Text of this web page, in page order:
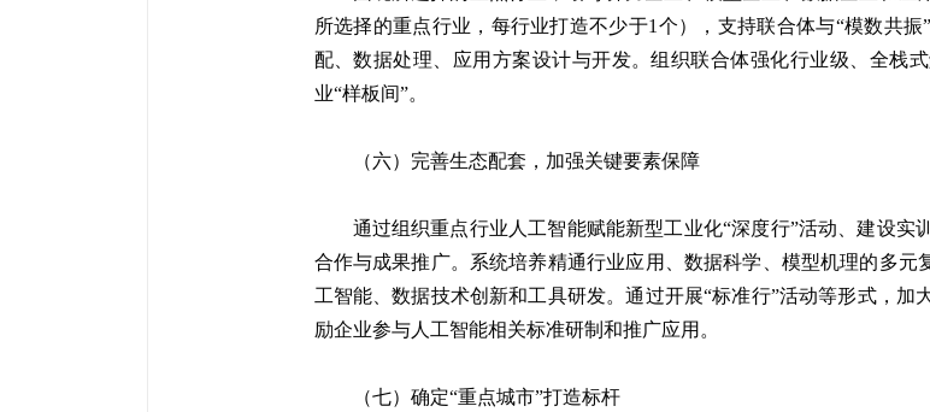
所选择的重点行业，每行业打造不少于1个），支持联合体与“模数共
配、数据处理、应用方案设计与开发。组织联合体强化行业级、全栈
业“样板间”。
（六）完善生态配套，加强关键要素保障
通过组织重点行业人工智能赋能新型工业化“深度行”活动、建设实
合作与成果推广。系统培养精通行业应用、数据科学、模型机理的多元
工智能、数据技术创新和工具研发。通过开展“标准行”活动等形式，
励企业参与人工智能相关标准研制和推广应用。
（七）确定“重点城市”打造标杆